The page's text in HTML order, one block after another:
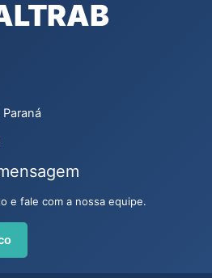
e fale com a nossa equipe.